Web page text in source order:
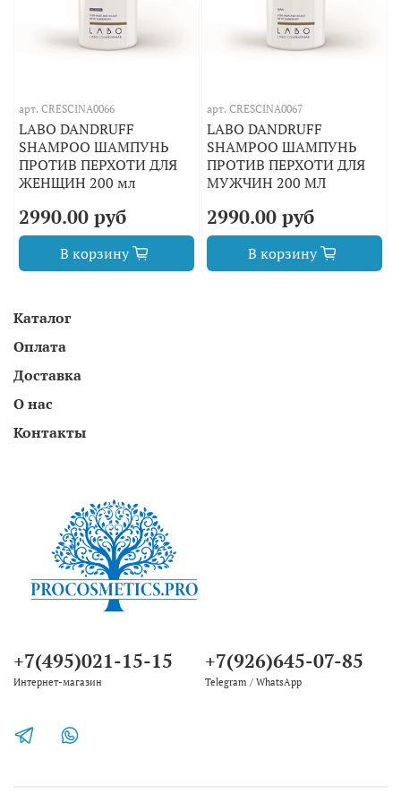
арт. CRESCINA0066
LABO DANDRUFF
SHAMPOO ШАМПУНЬ
ПРОТИВ ПЕРХОТИ ДЛЯ
ЖЕНЩИН 200 мл
2990.00 руб
В корзину
арт. CRESCINA0067
LABO DANDRUFF
SHAMPOO ШАМПУНЬ
ПРОТИВ ПЕРХОТИ ДЛЯ
МУЖЧИН 200 МЛ
2990.00 руб
В корзину
Каталог
Оплата
Доставка
О нас
Контакты
+7(495)021-15-15
Интернет-магазин
+7(926)645-07-85
Telegram / WhatsApp